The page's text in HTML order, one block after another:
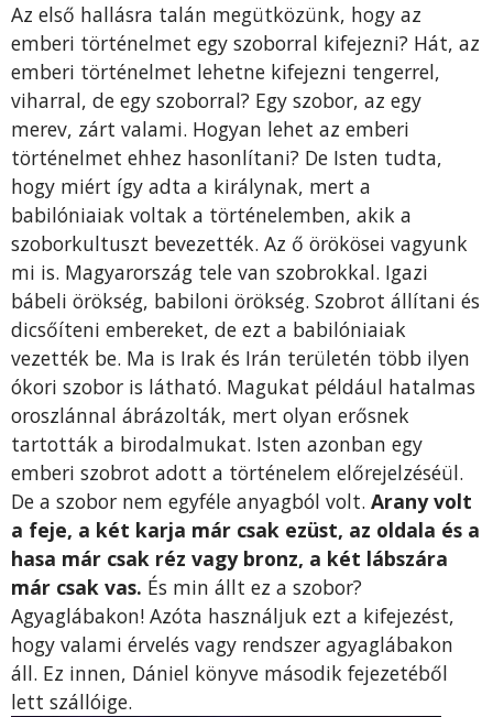
Az első hallásra talán megütközünk, hogy az
emberi történelmet egy szoborral kifejezni? Hát, az
emberi történelmet lehetne kifejezni tengerrel,
viharral, de egy szoborral? Egy szobor, az egy
merev, zárt valami. Hogyan lehet az emberi
történelmet ehhez hasonlítani? De Isten tudta,
hogy miért így adta a királynak, mert a
babilóniaiak voltak a történelemben, akik a
szoborkultuszt bevezették. Az ő örökösei vagyunk
mi is. Magyarország tele van szobrokkal. Igazi
bábeli örökség, babiloni örökség. Szobrot állítani és
dicsőíteni embereket, de ezt a babilóniaiak
vezették be. Ma is Irak és Irán területén több ilyen
ókori szobor is látható. Magukat például hatalmas
oroszlánnal ábrázolták, mert olyan erősnek
tartották a birodalmukat. Isten azonban egy
emberi szobrot adott a történelem előrejelzéséül.
De a szobor nem egyféle anyagból volt. Arany volt
a feje, a két karja már csak ezüst, az oldala és a
hasa már csak réz vagy bronz, a két lábszára
már csak vas. És min állt ez a szobor?
Agyaglábakon! Azóta használjuk ezt a kifejezést,
hogy valami érvelés vagy rendszer agyaglábakon
áll. Ez innen, Dániel könyve második fejezetéből
lett szállóige.